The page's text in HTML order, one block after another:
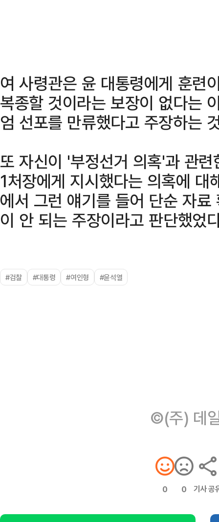
여 사령관은 윤 대통령에게 훈련
복종할 것이라는 보장이 없다는
엄 선포를 만류했다고 주장하는
또 자신이 '부정선거 의혹'과 관
1처장에게 지시했다는 의혹에
에서 그런 얘기를 들어 단순 자
이 안 되는 주장이라고 판단했었
#검찰 #대통령 #여인형 #윤석열
©(주) 데
0 0 기사 공